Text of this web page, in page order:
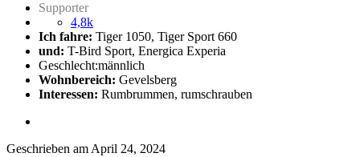
Supporter
4,8k
Ich fahre: Tiger 1050, Tiger Sport 660
und: T-Bird Sport, Energica Experia
Geschlecht:männlich
Wohnbereich: Gevelsberg
Interessen: Rumbrummen, rumschrauben
Geschrieben am April 24, 2024